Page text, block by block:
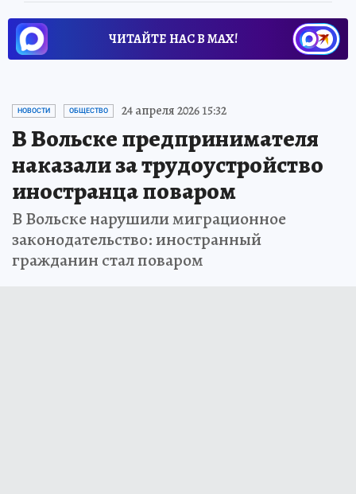
ЧИТАЙТЕ НАС В МАХ!
НОВОСТИ ОБЩЕСТВО 24 апреля 2026 15:32
В Вольске предпринимателя
наказали за трудоустройство
иностранца поваром
В Вольске нарушили миграционное
законодательство: иностранный
гражданин стал поваром